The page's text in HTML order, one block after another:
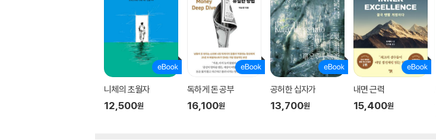
니체의 초월자
12,500원
독하게 돈 공부
16,100원
공허한 십자가
13,700원
내면 근력
15,400원